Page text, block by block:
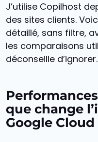
J’utilise Copilhost
des sites clients.
détaillé, sans filtre,
les comparaisons
déconseille d’ignorer.
que change
Google Cloud